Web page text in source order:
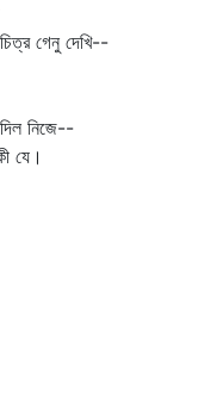
গেনু দেখি--
নিজে--